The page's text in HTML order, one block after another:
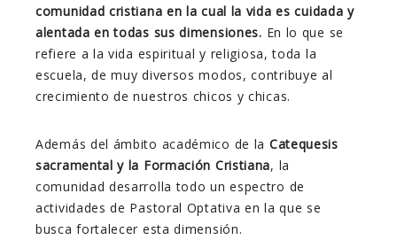
comunidad cristiana en la cual la vida es cuidada y
alentada en todas sus dimensiones. En lo que se
refiere a la vida espiritual y religiosa, toda la
escuela, de muy diversos modos, contribuye al
crecimiento de nuestros chicos y chicas.
Además del ámbito académico de la Catequesis
sacramental y la Formación Cristiana, la
comunidad desarrolla todo un espectro de
actividades de Pastoral Optativa en la que se
busca fortalecer esta dimensión.